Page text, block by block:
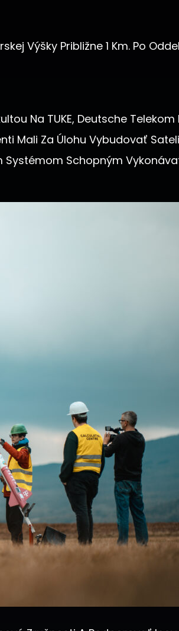
Výšky Približne 1 Km. Po
Na TUKE, Deutsche Telekom
Mali Za Úlohu Vybudovať
Systémom Schopným